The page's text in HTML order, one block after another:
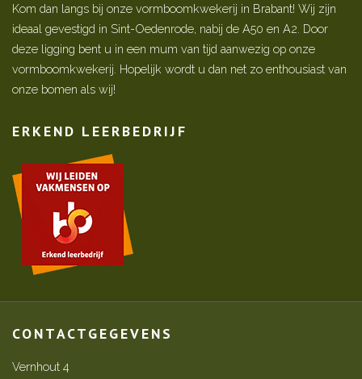
Kom dan langs bij onze vormboomkwekerij in Brabant! Wij zijn
ideaal gevestigd in Sint-Oedenrode, nabij de A50 en A2. Door
deze ligging bent u in een mum van tijd aanwezig op onze
vormboomkwekerij. Hopelijk wordt u dan net zo enthousiast van
onze bomen als wij!
ERKEND LEERBEDRIJF
CONTACTGEGEVENS
Vernhout 4